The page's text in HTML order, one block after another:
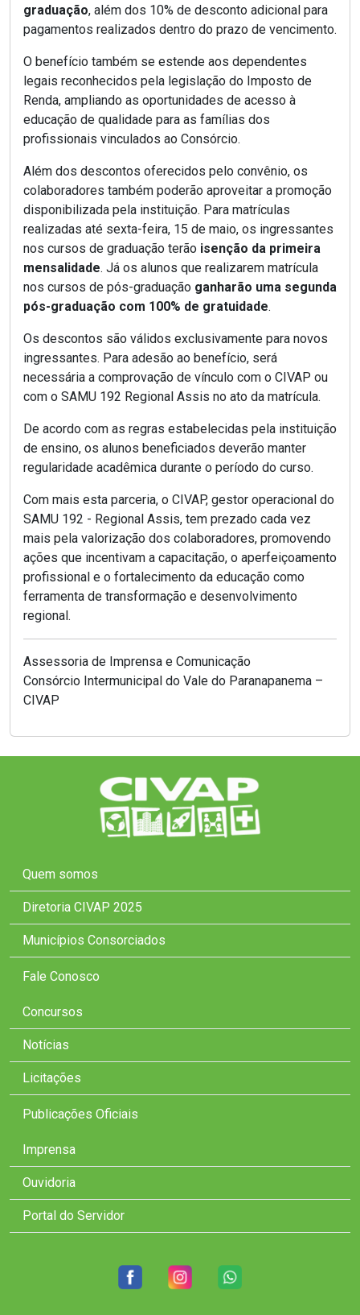
graduação, além dos 10% de desconto adicional para
pagamentos realizados dentro do prazo de vencimento.
O benefício também se estende aos dependentes
legais reconhecidos pela legislação do Imposto de
Renda, ampliando as oportunidades de acesso à
educação de qualidade para as famílias dos
profissionais vinculados ao Consórcio.
Além dos descontos oferecidos pelo convênio, os
colaboradores também poderão aproveitar a promoção
disponibilizada pela instituição. Para matrículas
realizadas até sexta-feira, 15 de maio, os ingressantes
nos cursos de graduação terão isenção da primeira
mensalidade. Já os alunos que realizarem matrícula
nos cursos de pós-graduação ganharão uma segunda
pós-graduação com 100% de gratuidade.
Os descontos são válidos exclusivamente para novos
ingressantes. Para adesão ao benefício, será
necessária a comprovação de vínculo com o CIVAP ou
com o SAMU 192 Regional Assis no ato da matrícula.
De acordo com as regras estabelecidas pela instituição
de ensino, os alunos beneficiados deverão manter
regularidade acadêmica durante o período do curso.
Com mais esta parceria, o CIVAP, gestor operacional do
SAMU 192 - Regional Assis, tem prezado cada vez
mais pela valorização dos colaboradores, promovendo
ações que incentivam a capacitação, o aperfeiçoamento
profissional e o fortalecimento da educação como
ferramenta de transformação e desenvolvimento
regional.
Assessoria de Imprensa e Comunicação
Consórcio Intermunicipal do Vale do Paranapanema –
CIVAP
Quem somos
Diretoria CIVAP 2025
Municípios Consorciados
Fale Conosco
Concursos
Notícias
Licitações
Publicações Oficiais
Imprensa
Ouvidoria
Portal do Servidor